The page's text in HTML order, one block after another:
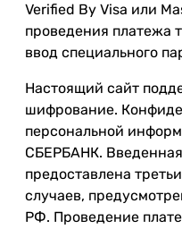
Verified By Visa или
проведения платежа
ввод специального
Настоящий сайт
шифрование.
персональной
СБЕРБАНК.
предоставлена
случаев,
РФ. Проведение